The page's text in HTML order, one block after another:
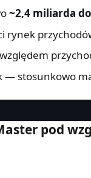
~2,4 miliarda
rynek
stosunkowo
pod